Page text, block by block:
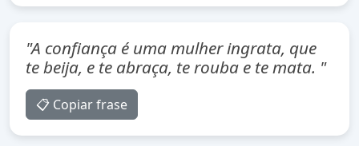
"A confiança é uma mulher ingrata, que
te beija, e te abraça, te rouba e te mata. "
📋 Copiar frase